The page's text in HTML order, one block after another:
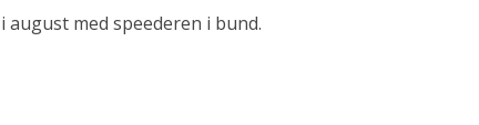
med speederen i bund.